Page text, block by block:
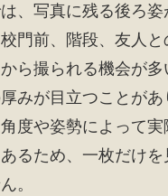
、写真に残る後ろ姿
門前、階段、友人
ら撮られる機会が
みが目立つことが
度や姿勢によって実
るため、一枚だけ
。